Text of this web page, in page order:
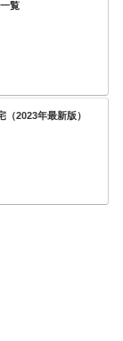
覧
（2023年最新版）